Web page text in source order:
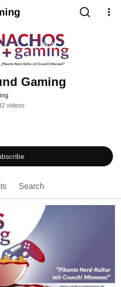
Gaming
videos
Search